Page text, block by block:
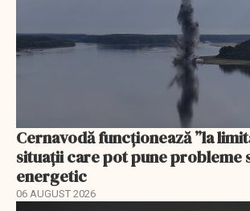
Cernavodă funcționează ”la
situații care pot pune probleme
energetic
06 AUGUST 2026